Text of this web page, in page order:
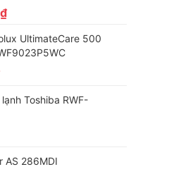
₫
UltimateCare 500
Toshiba RWF-
AS 286MDI